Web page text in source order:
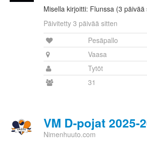
Misella kirjoitti: Flunssa (3 päivää
Päivitetty 3 päivää sitten
Pesäpallo
Vaasa
Tytöt
31
VM D-pojat 2025-
Nimenhuuto.com